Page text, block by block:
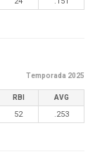
Temporada 2025
RBI AVG
52 .253